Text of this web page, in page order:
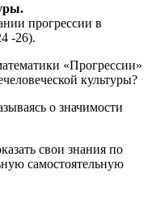
прогрессии в
-26).
«Прогрессии»
культуры?
о значимости
свои знания по
самостоятельную